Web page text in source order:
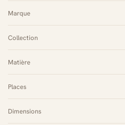
Marque
Collection
Matière
Places
Dimensions